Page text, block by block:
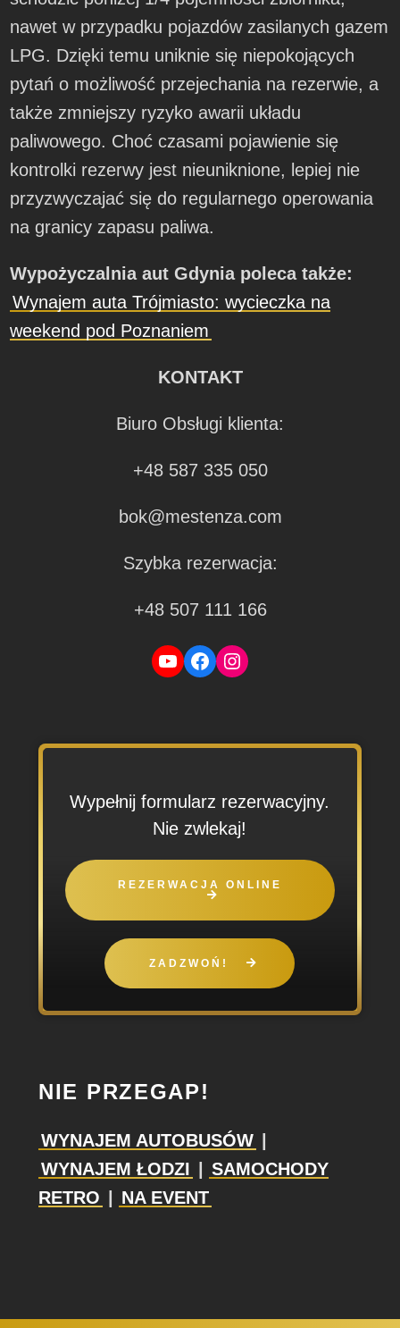
nawet w przypadku pojazdów zasilanych gazem
LPG. Dzięki temu uniknie się niepokojących
pytań o możliwość przejechania na rezerwie, a
także zmniejszy ryzyko awarii układu
paliwowego. Choć czasami pojawienie się
kontrolki rezerwy jest nieuniknione, lepiej nie
przyzwyczajać się do regularnego operowania
na granicy zapasu paliwa.
Wypożyczalnia aut Gdynia poleca także:
Wynajem auta Trójmiasto: wycieczka na
weekend pod Poznaniem
KONTAKT
Biuro Obsługi klienta:
+48 587 335 050
bok@mestenza.com
Szybka rezerwacja:
+48 507 111 166
YouTube
Facebook
Instagram
Wypełnij formularz rezerwacyjny.
Nie zwlekaj!
REZERWACJA ONLINE
ZADZWOŃ!
NIE PRZEGAP!
WYNAJEM AUTOBUSÓW
WYNAJEM ŁODZI
SAMOCHODY
RETRO
NA EVENT